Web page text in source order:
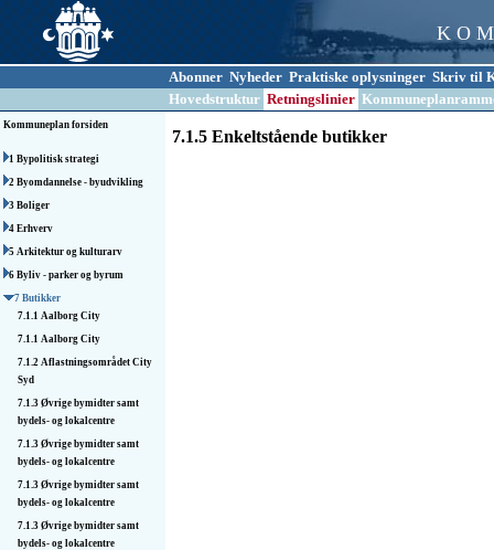
K O
Abonner Nyheder Praktiske oplysninger Skriv til
Hovedstruktur Retningslinier
Kommuneplan forsiden
1 Bypolitisk strategi
2 Byomdannelse - byudvikling
3 Boliger
4 Erhverv
5 Arkitektur og kulturarv
6 Byliv - parker og byrum
7 Butikker
7.1.1 Aalborg City
7.1.1 Aalborg City
7.1.2 Aflastnings­området City
Syd
7.1.3 Øvrige bymidter samt
bydels- og lokalcentre
7.1.3 Øvrige bymidter samt
bydels- og lokalcentre
7.1.3 Øvrige bymidter samt
bydels- og lokalcentre
7.1.3 Øvrige bymidter samt
bydels- og lokalcentre
7.1.5 Enkeltstående butikker